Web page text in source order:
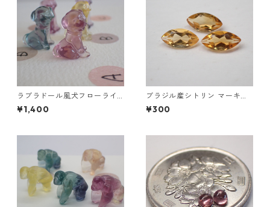
ラブラドール風犬フローライ
ト彫刻 A~E 2.8g前後 高さ18.8
mm前後
¥1,400
ブラジル産シトリン マーキス
カットルース 5mm*2.5mm
¥300